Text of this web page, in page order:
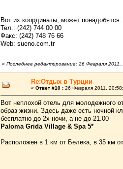
Вот их координаты, может понадобятся:
Тел.: (242) 744 00 00
Факс: (242) 748 76 66
Web: sueno.com.tr
« Последнее редактирование: 26 Февраля
Re:Отдых в Турции
« Ответ #10 : 26 Февраля 2011,
Вот неплохой отель для молодежного
образ жизни. Здесь даже есть ночной
бесплатно до 2х ночи, а не до 21.00
Paloma Grida Village & Spa 5*
Расположен в 1 км от Белека, в 35 км